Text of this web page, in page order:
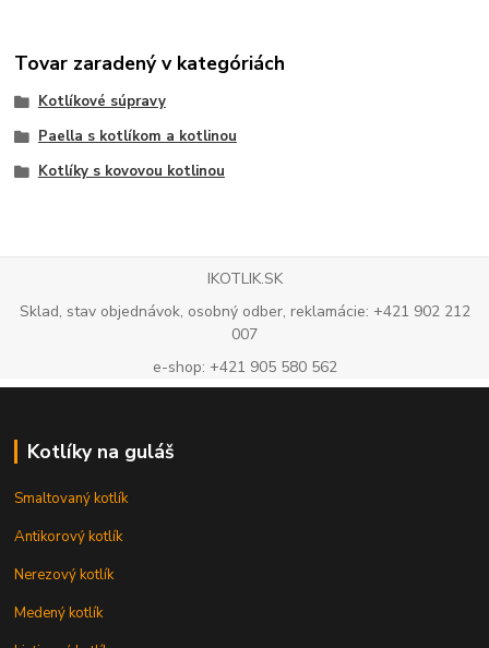
Tovar zaradený v kategóriách
Kotlíkové súpravy
Paella s kotlíkom a kotlinou
Kotlíky s kovovou kotlinou
IKOTLIK.SK
Sklad, stav objednávok, osobný odber, reklamácie: +421 902 212
007
e-shop: +421 905 580 562
Kotlíky na guláš
Smaltovaný kotlík
Antikorový kotlík
Nerezový kotlík
Medený kotlík